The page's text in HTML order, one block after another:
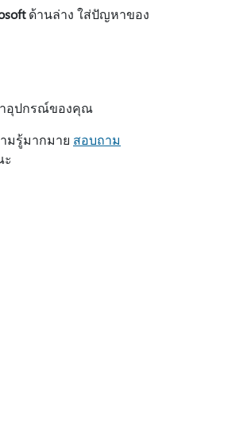
ด้านล่าง ใส่ปัญหาของ
าอุปกรณ์ของคุณ
มรู้มากมาย สอบถาม